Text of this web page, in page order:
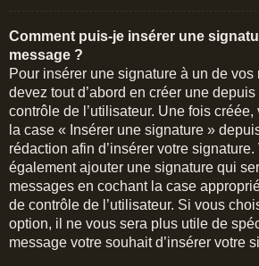
Comment puis-je insérer une
message ?
Pour insérer une signature à un de vos
devez tout d’abord en créer une
contrôle de l’utilisateur. Une fois
la case « Insérer une signature »
rédaction afin d’insérer votre
également ajouter une signature qui
messages en cochant la case
de contrôle de l’utilisateur. Si vous
option, il ne vous sera plus utile de
message votre souhait d’insérer votre